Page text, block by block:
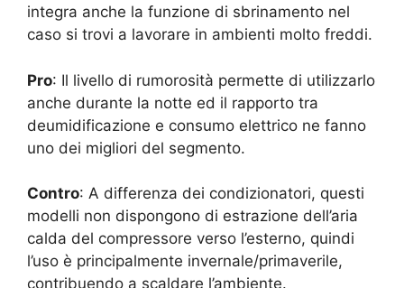
integra anche la funzione di sbrinamento nel
caso si trovi a lavorare in ambienti molto freddi.
Pro: Il livello di rumorosità permette di utilizzarlo
anche durante la notte ed il rapporto tra
deumidificazione e consumo elettrico ne fanno
uno dei migliori del segmento.
Contro: A differenza dei condizionatori, questi
modelli non dispongono di estrazione dell’aria
calda del compressore verso l’esterno, quindi
l’uso è principalmente invernale/primaverile,
contribuendo a scaldare l’ambiente.